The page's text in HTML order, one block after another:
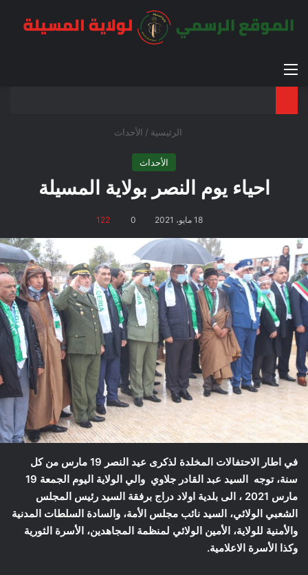
القائمة
الرئيسية / الأحداث
الأحداث
احياء يوم النصر بولاية المسيلة
18 مايو، 2021 0
122
في اطار الاحتفالات المخلدة لذكرى عيد النصر 19 مارس من كل
سنة، توجه السيد عبد القادر جلاوي والي الولاية اليوم الجمعة 19
مارس 2021 ، الى بلدية اولاد دراج برفقة السيد رئيس المجلس
الشعبي الولائي، السيد نائب مجلس الأمة، والسادة السلطات المدنية
والأمنية للولاية، الأمين الولائي لمنظمة المجاهدين، الأسرة الثورية
وكذا الأسرة الاعلامية.